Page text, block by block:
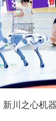
新川之心机